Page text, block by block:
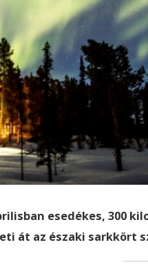
esedékes, 300
át az északi sarkkört